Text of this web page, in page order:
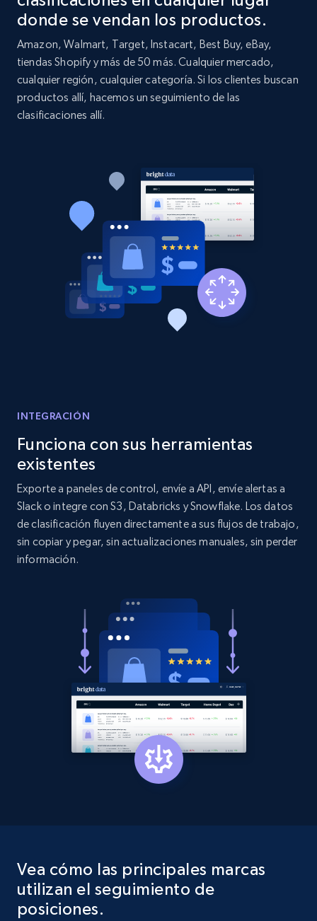
donde se vendan los productos.
Amazon, Walmart, Target, Instacart, Best Buy, eBay,
tiendas Shopify y más de 50 más. Cualquier mercado,
cualquier región, cualquier categoría. Si los clientes buscan
productos allí, hacemos un seguimiento de las
clasificaciones allí.
INTEGRACIÓN
Funciona con sus herramientas
existentes
Exporte a paneles de control, envíe a API, envíe alertas a
Slack o integre con S3, Databricks y Snowflake. Los datos
de clasificación fluyen directamente a sus flujos de trabajo,
sin copiar y pegar, sin actualizaciones manuales, sin perder
información.
Vea cómo las principales marcas
utilizan el seguimiento de
posiciones.